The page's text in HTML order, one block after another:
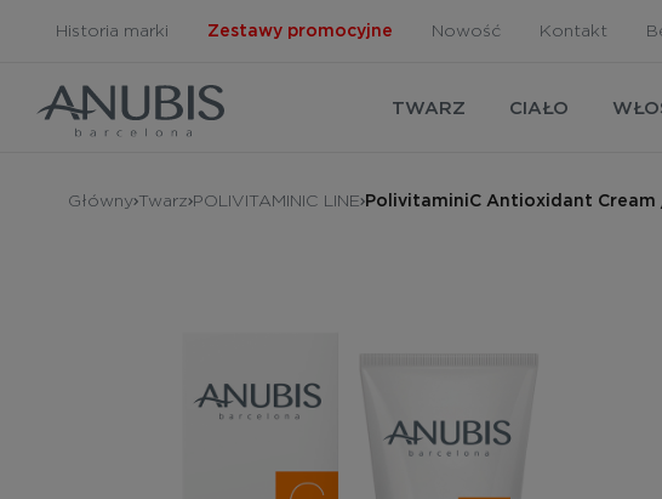
Historia marki Zestawy promocyjne Nowość Kontakt
TWARZ CIAŁO
Główny Twarz POLIVITAMINIC LINE PolivitaminiC Antioxidant